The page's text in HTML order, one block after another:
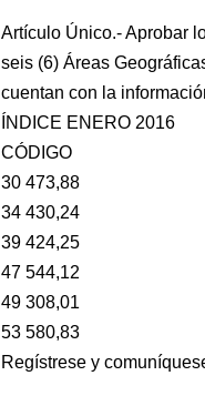
Artículo Único.- Aprobar
seis (6) Áreas
cuentan con la
ÍNDICE ENERO 2016
CÓDIGO
30 473,88
34 430,24
39 424,25
47 544,12
49 308,01
53 580,83
Regístrese y